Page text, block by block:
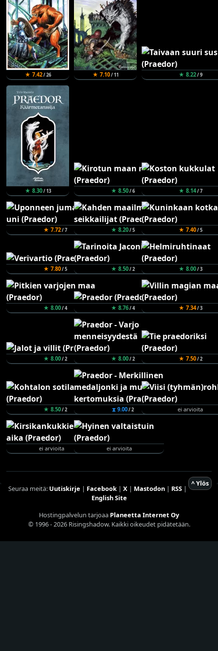
★ 7.42/ 26 ★ 7.10/ 11 ★ 8.22/ 9
★ 8.30/ 13 ★ 8.50/ 6 ★ 8.14/ 7
★ 7.72/ 7 ★ 8.20/ 5 ★ 7.40/ 5
★ 7.80/ 5 ★ 8.50/ 2 ★ 8.00/ 3
★ 8.00/ 4 ★ 8.76/ 4 ★ 7.34/ 3
★ 8.00/ 2 ★ 8.00/ 2 ★ 7.50/ 2
★ 8.50/ 2 ⧗ 9.00/ 2 ei arvioita
ei arvioita ei arvioita
^ Ylös
Seuraa meitä: Uutiskirje | Facebook| X| Mastodon| RSS|
English Site
Hostingpalvelun tarjoaa Planeetta Internet Oy
© 1996 - 2026 Risingshadow. Kaikki oikeudet pidätetään.